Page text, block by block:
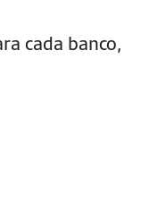
cada banco,